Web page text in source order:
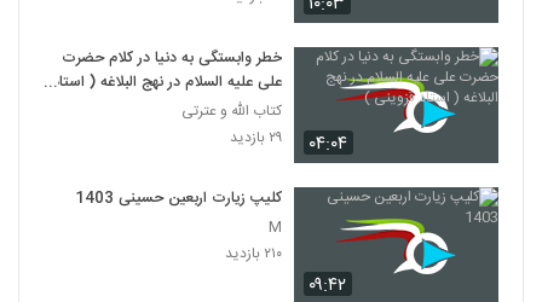
۰۴:۰۴
خطر وابستگی به دنیا در کلام حضرت
علی علیه السلام در نهج البلاغه ( استاد
قزوینی )
کتاب الله و عترتی
۲۹ بازدید
۰۹:۴۲
کلیپ زیارت اربعین حسینی 1403
M
۲۱۰ بازدید